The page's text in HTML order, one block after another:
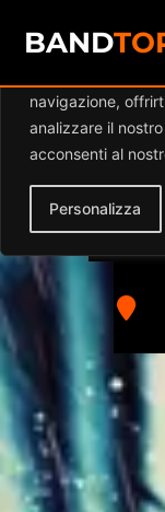
Diamo valore
navigazione,
analizzare il
acconsenti al
Personalizza
BAND